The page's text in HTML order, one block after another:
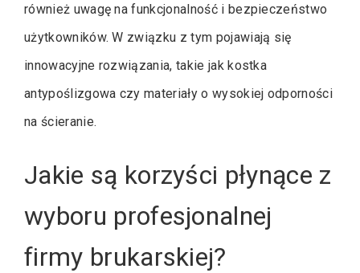
również uwagę na funkcjonalność i bezpieczeństwo
użytkowników. W związku z tym pojawiają się
innowacyjne rozwiązania, takie jak kostka
antypoślizgowa czy materiały o wysokiej odporności
na ścieranie.
Jakie są korzyści płynące z
wyboru profesjonalnej
firmy brukarskiej?